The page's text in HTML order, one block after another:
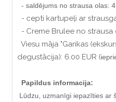
- saldējums no strausa olas:
- cepti kartupeļi ar
- Creme Brulee no strausa
Viesu māja "Garikas
degustācija): 6.00 EUR (
Papildus informacija:
Lūdzu, uzmanīgi iepazīties ar